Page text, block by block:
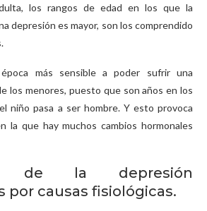
los rangos de edad en los que la
depresión es mayor, son los comprendido
más sensible a poder sufrir una
los menores, puesto que son años en los
niño pasa a ser hombre. Y esto provoca
la que hay muchos cambios hormonales
de la depresión
por causas fisiológicas.